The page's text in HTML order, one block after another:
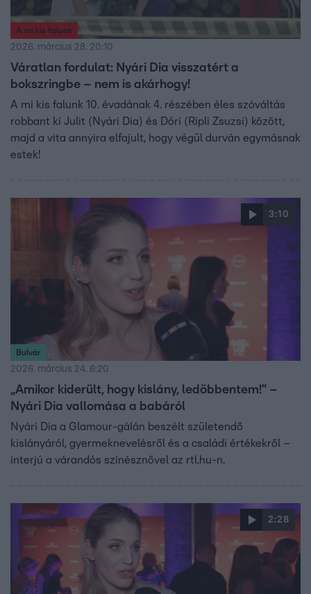
A mi kis falunk
2026. március 28. 20:10
Váratlan fordulat: Nyári Dia visszatért a
bokszringbe – nem is akárhogy!
A mi kis falunk 10. évadának 4. részében éles szóváltás
robbant ki Julit (Nyári Dia) és Dóri (Ripli Zsuzsi) között,
majd a vita annyira elfajult, hogy végül durván egymásnak
estek!
3:10
Bulvár
2026. március 24. 6:20
„Amikor kiderült, hogy kislány, ledöbbentem!” –
Nyári Dia vallomása a babáról
Nyári Dia a Glamour-gálán beszélt születendő
kislányáról, gyermeknevelésről és a családi értékekről –
interjú a várandós színésznővel az rtl.hu-n.
2:28